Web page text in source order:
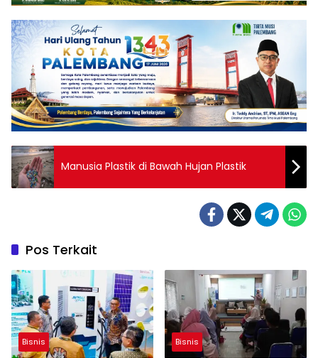
Manusia Plastik di Bawah Hujan Plastik
Pos Terkait
Bisnis Bisnis